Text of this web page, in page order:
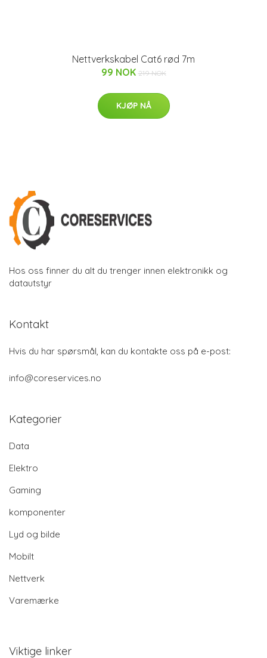
Nettverkskabel Cat6 rød 7m
99 NOK 219 NOK
KJØP NÅ
Hos oss finner du alt du trenger innen elektronikk og
datautstyr
Kontakt
Hvis du har spørsmål, kan du kontakte oss på e-post:
info@coreservices.no
Kategorier
Data
Elektro
Gaming
komponenter
Lyd og bilde
Mobilt
Nettverk
Varemærke
Viktige linker